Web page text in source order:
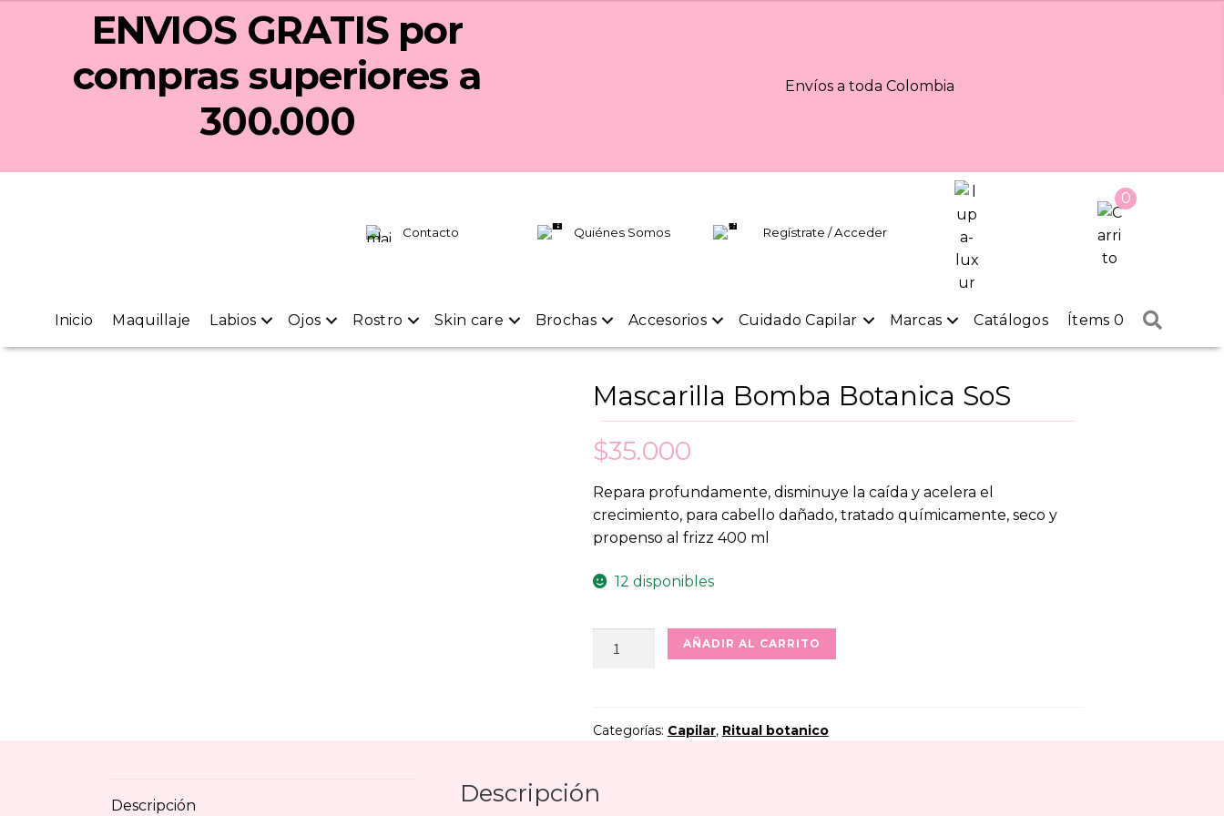
ENVIOS GRATIS por
compras superiores a
300.000
Envíos a toda Colombia
Contacto Quiénes Somos Regístrate / Acceder
0
Inicio Maquillaje Labios Ojos Rostro Skin care Brochas Accesorios Cuidado Capilar Marcas Catálogos Ítems 0
Mascarilla Bomba Botanica SoS
$35.000
Repara profundamente, disminuye la caída y acelera el
crecimiento, para cabello dañado, tratado químicamente, seco y
propenso al frizz 400 ml
12 disponibles
cantidad
AÑADIR AL CARRITO
Categorías: Capilar, Ritual botanico
Descripción Descripción